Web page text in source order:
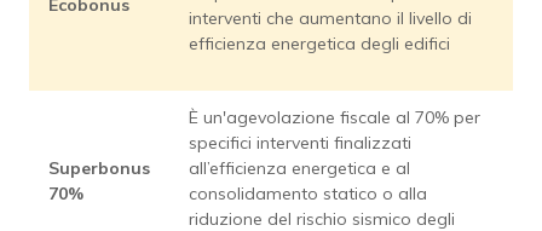
Ecobonus
interventi che aumentano il livello di
efficienza energetica degli edifici
Superbonus
70%
È un'agevolazione fiscale al 70% per
specifici interventi finalizzati
all’efficienza energetica e al
consolidamento statico o alla
riduzione del rischio sismico degli